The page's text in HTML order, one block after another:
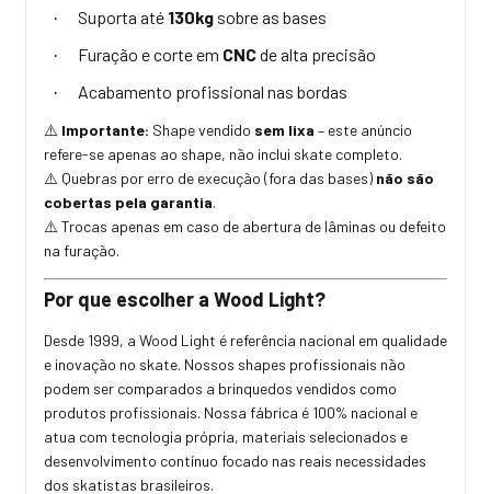
· Suporta até 130kg sobre as bases
· Furação e corte em CNCde alta precisão
· Acabamento profissional nas bordas
⚠️ Importante: Shape vendido sem lixa – este anúncio
refere-se apenas ao shape, não inclui skate completo.
⚠️ Quebras por erro de execução (fora das bases) não são
cobertas pela garantia.
⚠️ Trocas apenas em caso de abertura de lâminas ou defeito
na furação.
Por que escolher a Wood Light?
Desde 1999, a Wood Light é referência nacional em qualidade
e inovação no skate. Nossos shapes profissionais não
podem ser comparados a brinquedos vendidos como
produtos profissionais. Nossa fábrica é 100% nacional e
atua com tecnologia própria, materiais selecionados e
desenvolvimento contínuo focado nas reais necessidades
dos skatistas brasileiros.